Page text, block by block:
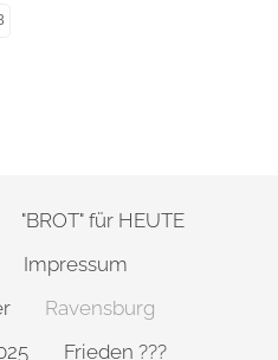
"BROT" für HEUTE
Impressum
Ravensburg
Frieden ???